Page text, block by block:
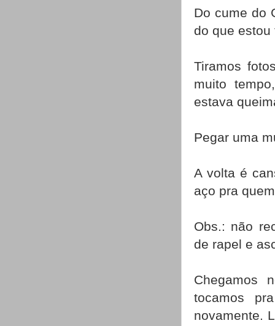
Do cume do
do que estou
Tiramos
muito
estava
Pegar uma
A volta é
aço pra
Obs.: não
de rapel e
Chegamos
tocamos
novamente.